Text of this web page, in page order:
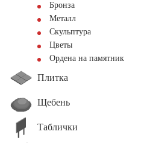
Бронза
Металл
Скульптура
Цветы
Ордена на памятник
Плитка
Щебень
Таблички